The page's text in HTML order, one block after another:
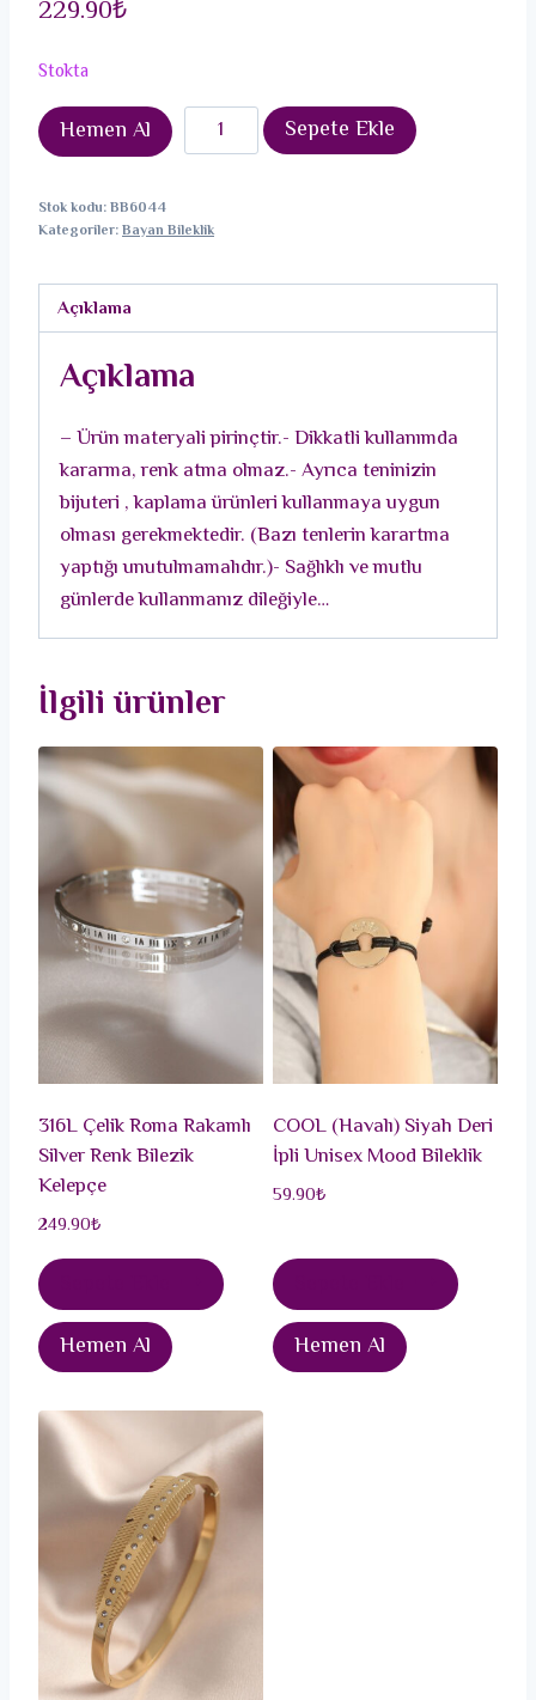
229.90₺
Stokta
Hemen Al
Pirinç
Zirkon
Gold
Su
adet
Sepete Ekle
Stok kodu:BB6044
Kategoriler:Bayan Bileklik
Açıklama
Açıklama
– Ürün materyali pirinçtir.- Dikkatli kullanımda
kararma, renk atma olmaz.- Ayrıca teninizin
bijuteri , kaplama ürünleri kullanmaya uygun
olması gerekmektedir. (Bazı tenlerin karartma
yaptığı unutulmamalıdır.)- Sağlıklı ve mutlu
günlerde kullanmanız dileğiyle…
İlgili ürünler
316L Çelik Roma Rakamlı
Silver Renk Bilezik
Kelepçe
249.90₺
Hemen Al
COOL (Havalı) Siyah Deri
İpli Unisex Mood Bileklik
59.90₺
Hemen Al